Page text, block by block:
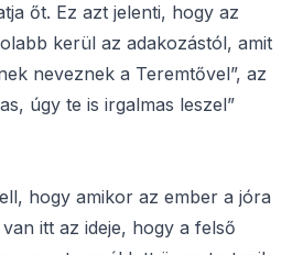
őt. Ez azt jelenti, hogy az
kerül az adakozástól, amit
neveznek a Teremtővel”, az
úgy te is irgalmas leszel”
hogy amikor az ember a jóra
itt az ideje, hogy a felső